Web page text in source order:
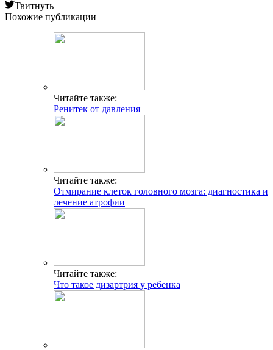
Твитнуть
Похожие публикации
Читайте также:
Ренитек от давления
Читайте также:
Отмирание клеток головного мозга: диагностика и
лечение атрофии
Читайте также:
Что такое дизартрия у ребенка